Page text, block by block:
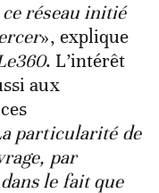
réseau initié
», explique
. L’intérêt
aux
particularité de
par
le fait que